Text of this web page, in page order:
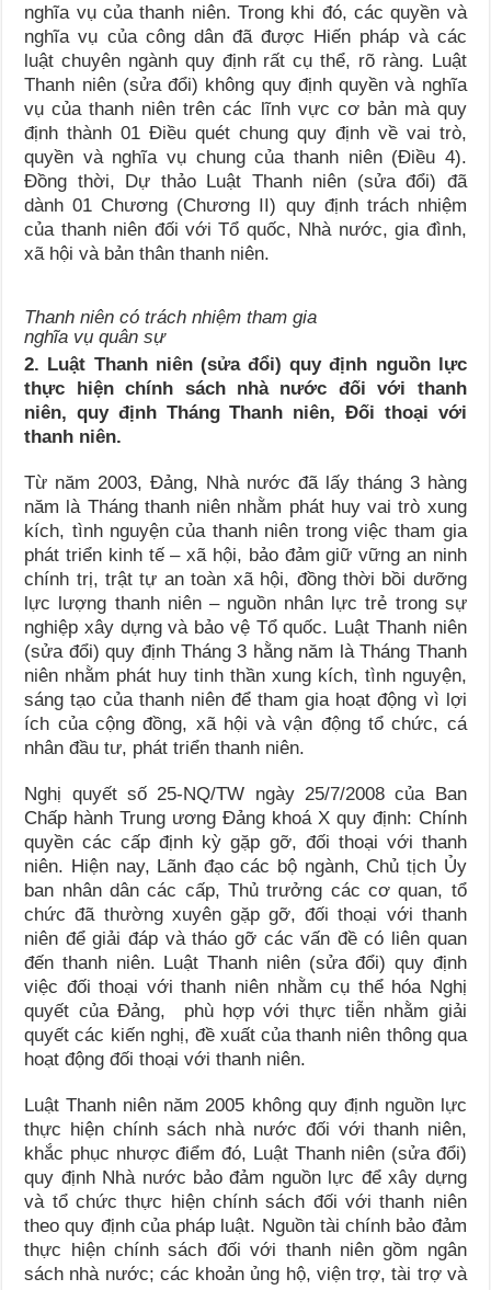
nghĩa vụ của thanh niên. Trong khi đó, các quyền và
nghĩa vụ của công dân đã được Hiến pháp và các
luật chuyên ngành quy định rất cụ thể, rõ ràng. Luật
Thanh niên (sửa đổi) không quy định quyền và nghĩa
vụ của thanh niên trên các lĩnh vực cơ bản mà quy
định thành 01 Điều quét chung quy định về vai trò,
quyền và nghĩa vụ chung của thanh niên (Điều 4).
Đồng thời, Dự thảo Luật Thanh niên (sửa đổi) đã
dành 01 Chương (Chương II) quy định trách nhiệm
của thanh niên đối với Tổ quốc, Nhà nước, gia đình,
xã hội và bản thân thanh niên.
Thanh niên có trách nhiệm tham gia
nghĩa vụ quân sự
2. Luật Thanh niên (sửa đổi) quy định nguồn lực
thực hiện chính sách nhà nước đối với thanh
niên, quy định Tháng Thanh niên, Đối thoại với
thanh niên.
Từ năm 2003, Đảng, Nhà nước đã lấy tháng 3 hàng
năm là Tháng thanh niên nhằm phát huy vai trò xung
kích, tình nguyện của thanh niên trong việc tham gia
phát triển kinh tế – xã hội, bảo đảm giữ vững an ninh
chính trị, trật tự an toàn xã hội, đồng thời bồi dưỡng
lực lượng thanh niên – nguồn nhân lực trẻ trong sự
nghiệp xây dựng và bảo vệ Tổ quốc. Luật Thanh niên
(sửa đổi) quy định Tháng 3 hằng năm là Tháng Thanh
niên nhằm phát huy tinh thần xung kích, tình nguyện,
sáng tạo của thanh niên để tham gia hoạt động vì lợi
ích của cộng đồng, xã hội và vận động tổ chức, cá
nhân đầu tư, phát triển thanh niên.
Nghị quyết số 25-NQ/TW ngày 25/7/2008 của Ban
Chấp hành Trung ương Đảng khoá X quy định: Chính
quyền các cấp định kỳ gặp gỡ, đối thoại với thanh
niên. Hiện nay, Lãnh đạo các bộ ngành, Chủ tịch Ủy
ban nhân dân các cấp, Thủ trưởng các cơ quan, tổ
chức đã thường xuyên gặp gỡ, đối thoại với thanh
niên để giải đáp và tháo gỡ các vấn đề có liên quan
đến thanh niên. Luật Thanh niên (sửa đổi) quy định
việc đối thoại với thanh niên nhằm cụ thể hóa Nghị
quyết của Đảng, phù hợp với thực tiễn nhằm giải
quyết các kiến nghị, đề xuất của thanh niên thông qua
hoạt động đối thoại với thanh niên.
Luật Thanh niên năm 2005 không quy định nguồn lực
thực hiện chính sách nhà nước đối với thanh niên,
khắc phục nhược điểm đó, Luật Thanh niên (sửa đổi)
quy định Nhà nước bảo đảm nguồn lực để xây dựng
và tổ chức thực hiện chính sách đối với thanh niên
theo quy định của pháp luật. Nguồn tài chính bảo đảm
thực hiện chính sách đối với thanh niên gồm ngân
sách nhà nước; các khoản ủng hộ, viện trợ, tài trợ và